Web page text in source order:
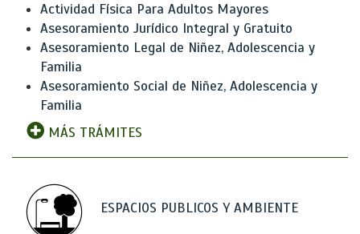
Actividad Física Para Adultos Mayores
Asesoramiento Jurídico Integral y Gratuito
Asesoramiento Legal de Niñez, Adolescencia y
Familia
Asesoramiento Social de Niñez, Adolescencia y
Familia
MÁS TRÁMITES
ESPACIOS PUBLICOS Y AMBIENTE